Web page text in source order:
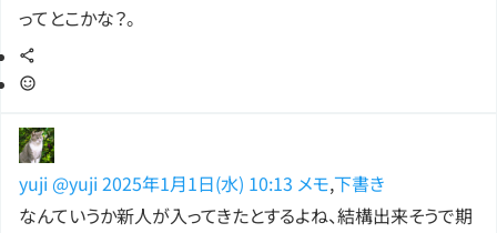
ってとこかな？。
yuji @yuji2025年1月1日(水) 10:13 メモ,下書き
なんていうか新人が入ってきたとするよね、結構出来そうで期